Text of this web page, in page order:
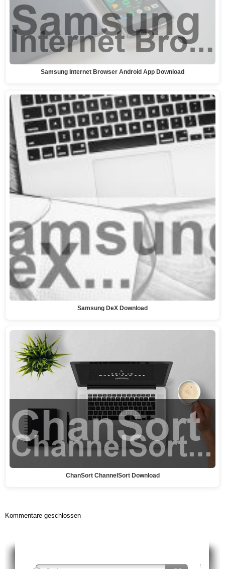
Samsung Internet Browser Android App Download
Samsung DeX Download
ChanSort ChannelSort Download
Kommentare geschlossen